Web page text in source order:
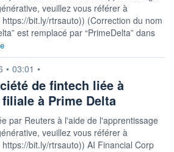
veuillez vous référer à
bit.ly/rtrsauto)) (Correction du nom
est remplacé par “PrimeDelta” dans
• 03:01 •
de fintech liée à
à Prime Delta
par Reuters à l'aide de l'apprentissage
veuillez vous référer à
bit.ly/rtrsauto)) AI Financial Corp